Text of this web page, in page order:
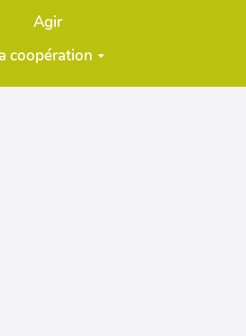
Agir
coopération